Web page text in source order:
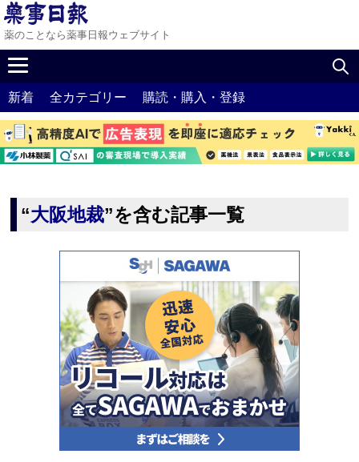
薬のことなら薬事日報ウェブサイト
新着 全カテゴリー 購読・購入・登録
“大阪地裁”を含む記事一覧